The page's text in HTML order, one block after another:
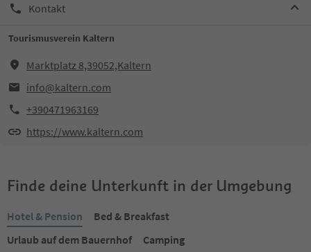
Kontakt
Tourismusverein Kaltern
Marktplatz 8,39052,Kaltern
info@kaltern.com
+390471963169
https://www.kaltern.com
Finde deine Unterkunft in der Umgebung
Hotel & Pension
Bed & Breakfast
Urlaub auf dem Bauernhof
Camping